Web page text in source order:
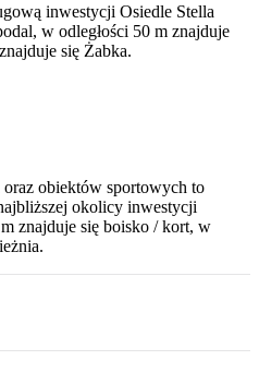
inwestycji Osiedle Stella
w odległości 50 m znajduje
się Żabka.
obiektów sportowych to
okolicy inwestycji
znajduje się boisko / kort, w